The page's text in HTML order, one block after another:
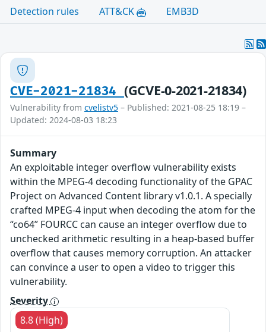
Detection rules
ATT&CK EMB3D
CVE-2021-21834 (GCVE-0-2021-21834)
Vulnerability from cvelistv5 – Published: 2021-08-25 18:19 –
Updated: 2024-08-03 18:23
Summary
An exploitable integer overflow vulnerability exists
within the MPEG-4 decoding functionality of the GPAC
Project on Advanced Content library v1.0.1. A specially
crafted MPEG-4 input when decoding the atom for the
“co64” FOURCC can cause an integer overflow due to
unchecked arithmetic resulting in a heap-based buffer
overflow that causes memory corruption. An attacker
can convince a user to open a video to trigger this
vulnerability.
Severity
8.8 (High)